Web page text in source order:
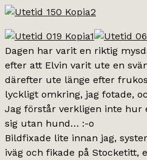
Dagen har varit en riktig
efter att Elvin varit ute en
därefter ute länge efter
lyckligt omkring, jag fotade,
Jag förstår verkligen inte hur
sig utan hund… :-o
Bildfixade lite innan jag,
iväg och fikade på Stocketitt,